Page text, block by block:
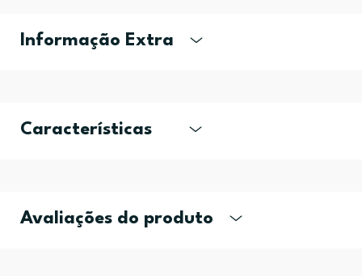
Informação Extra
Características
Avaliações do produto